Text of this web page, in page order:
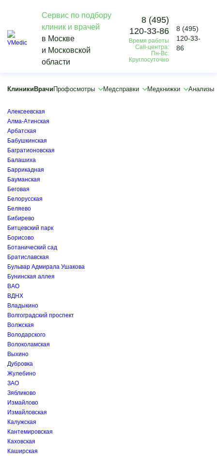
Сервис по подбору
клиник и врачей
в Москве
и Московской
области
8 (495)
120-33-86
Время работы
Call-центра:
Пн-Вс:
Круглосуточно
8 (495)
120-33-
86
Клиники Врачи Профосмотры Медсправки Медкнижки Анализы
Vmedic
Профосмотры
Медосмотры для монтажников, работников на высоте
Автозаводская
Алексеевская
Алма-Атинская
Арбатская
Бабушкинская
Багратионовская
Балашиха
Баррикадная
Бауманская
Беговая
Белорусская
Беляево
Бибирево
Битцевский парк
Борисово
Ботанический сад
Братиславская
Бульвар Адмирала Ушакова
Бунинская аллея
ВАО
ВДНХ
Владыкино
Волгоградский проспект
Волжская
Володарского
Волоколамская
Выхино
Дубровка
Жулебино
ЗАО
Зябликово
Измайлово
Измайловская
Калужская
Кантемировская
Каховская
Каширская